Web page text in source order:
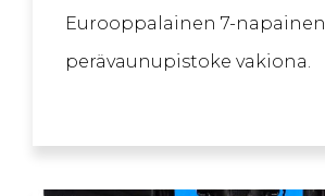
Eurooppalainen 7-napainen
perävaunupistoke vakiona.